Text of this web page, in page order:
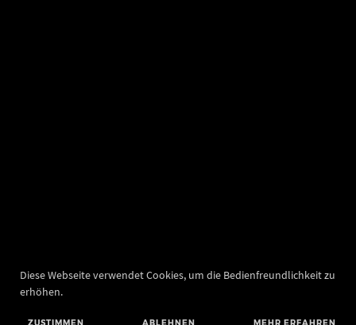
Diese Webseite verwendet Cookies, um die Bedienfreundlichkeit zu
erhöhen.